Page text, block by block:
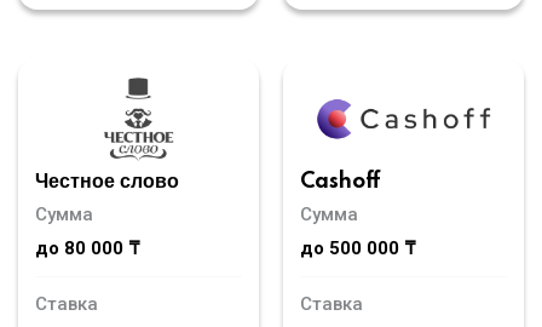
Честное слово
Сумма
до 80 000 ₸
Ставка
Cashoff
Сумма
до 500 000 ₸
Ставка